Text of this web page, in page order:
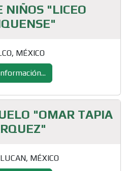
NIÑOS "LICEO
MÉXICO
"OMAR TAPIA
MÉXICO